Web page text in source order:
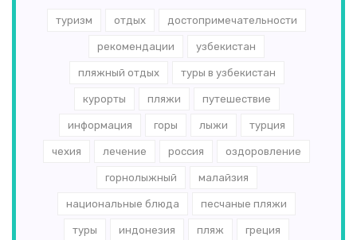
туризм отдых достопримечательности
рекомендации узбекистан
пляжный отдых туры в узбекистан
курорты пляжи путешествие
информация горы лыжи турция
чехия лечение россия оздоровление
горнолыжный малайзия
национальные блюда песчаные пляжи
туры индонезия пляж греция